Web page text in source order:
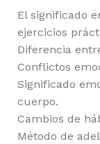
El significado
ejercicios
Diferencia
Conflictos
Significado
cuerpo.
Cambios de
Método de